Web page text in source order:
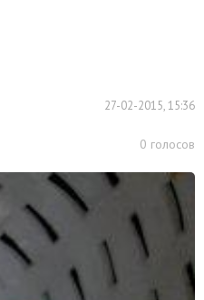
27-02-2015, 15:36
0 голосов